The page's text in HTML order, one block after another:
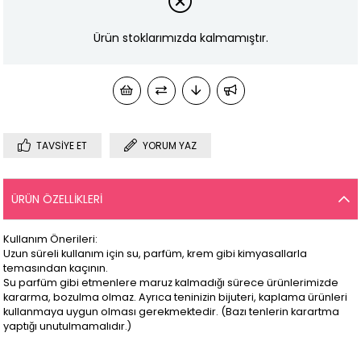
Ürün stoklarımızda kalmamıştır.
TAVSIYE ET YORUM YAZ
ÜRÜN ÖZELLIKLERI
Kullanım Önerileri:
Uzun süreli kullanım için su, parfüm, krem gibi kimyasallarla
temasından kaçının.
Su parfüm gibi etmenlere maruz kalmadığı sürece ürünlerimizde
kararma, bozulma olmaz. Ayrıca teninizin bijuteri, kaplama ürünleri
kullanmaya uygun olması gerekmektedir. (Bazı tenlerin karartma
yaptığı unutulmamalıdır.)